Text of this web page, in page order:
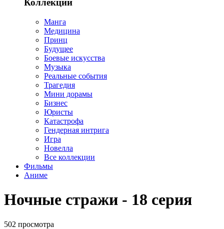
Коллекции
Манга
Медицина
Принц
Будущее
Боевые искусства
Музыка
Реальные события
Трагедия
Мини дорамы
Бизнес
Юристы
Катастрофа
Гендерная интрига
Игра
Новелла
Все коллекции
Фильмы
Аниме
Ночные стражи - 18 серия
502 просмотра